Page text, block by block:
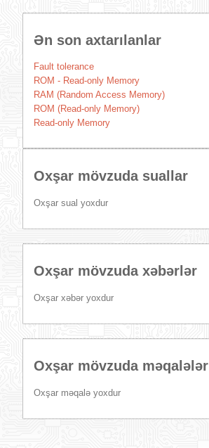
Ən son axtarılanlar
Fault tolerance
ROM - Read-only Memory
RAM (Random Access Memory)
ROM (Read-only Memory)
Read-only Memory
Oxşar mövzuda suallar
Oxşar sual yoxdur
Oxşar mövzuda xəbərlər
Oxşar xəbər yoxdur
Oxşar mövzuda məqalələr
Oxşar məqalə yoxdur